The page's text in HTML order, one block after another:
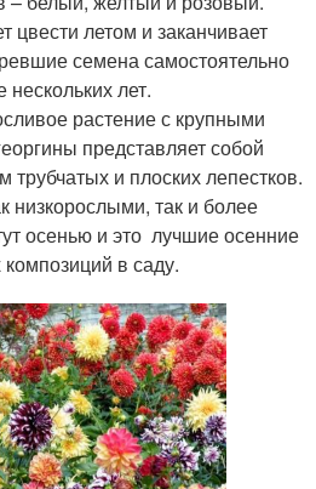
цвести летом и заканчивает
семена самостоятельно
нескольких лет.
растение с крупными
представляет собой
трубчатых и плоских лепестков.
низкорослыми, так и более
осенью и это лучшие осенние
в саду.